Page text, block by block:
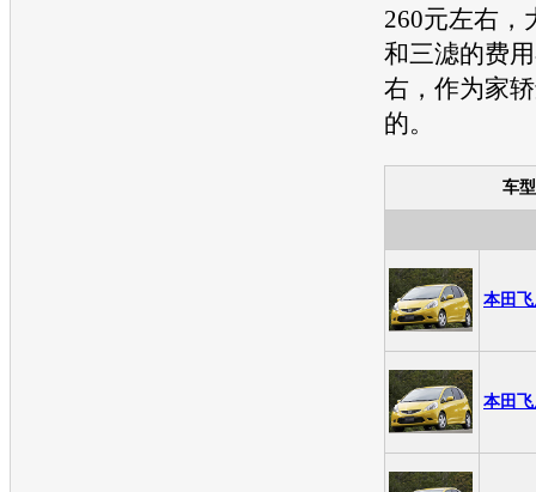
260元左右，
和三滤的费
右，作为家
的。
车
本田
本田